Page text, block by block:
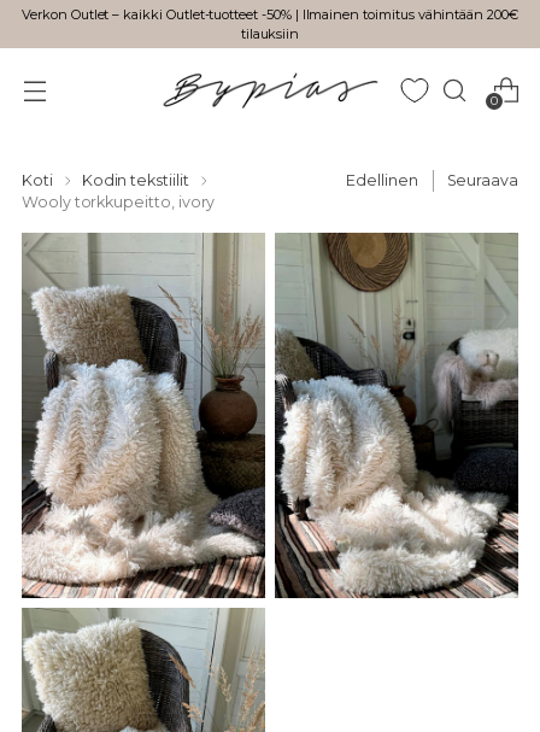
Verkon Outlet – kaikki Outlet-tuotteet -50% | Ilmainen toimitus vähintään 200€
tilauksiin
0
Koti
Kodin tekstiilit
Wooly torkkupeitto, ivory
Edellinen Seuraava